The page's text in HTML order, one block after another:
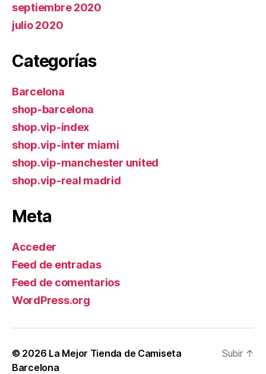
septiembre 2020
julio 2020
Categorías
Barcelona
shop-barcelona
shop.vip-index
shop.vip-inter miami
shop.vip-manchester united
shop.vip-real madrid
Meta
Acceder
Feed de entradas
Feed de comentarios
WordPress.org
© 2026 La Mejor Tienda de Camiseta
Barcelona
Subir ↑